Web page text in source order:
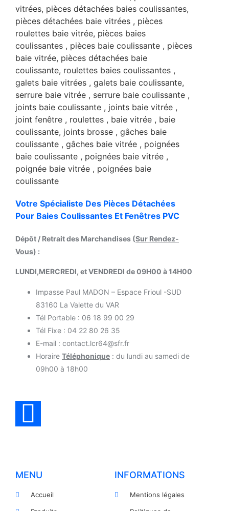
Votre Spécialiste Des Pièces Détachées
Pour Baies Coulissantes Et Fenêtres PVC
Dépôt / Retrait des Marchandises (Sur Rendez-
Vous) :
LUNDI,MERCREDI, et VENDREDI de 09H00 à 14H00
Impasse Paul MADON – Espace Frioul -SUD
83160 La Valette du VAR
Tél Portable : 06 18 99 00 29
Tél Fixe : 04 22 80 26 35
E-mail : contact.lcr64@sfr.fr
Horaire Téléphonique : du lundi au samedi de
09h00 à 18h00
MENU
Accueil
INFORMATIONS
Mentions légales